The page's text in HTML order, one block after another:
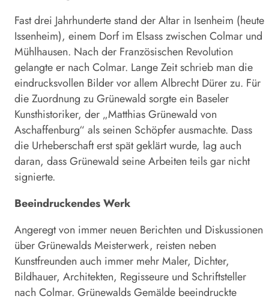
Fast drei Jahrhunderte stand der Altar in Isenheim (heute
Issenheim), einem Dorf im Elsass zwischen Colmar und
Mühlhausen. Nach der Französischen Revolution
gelangte er nach Colmar. Lange Zeit schrieb man die
eindrucksvollen Bilder vor allem Albrecht Dürer zu. Für
die Zuordnung zu Grünewald sorgte ein Baseler
Kunsthistoriker, der „Matthias Grünewald von
Aschaffenburg“ als seinen Schöpfer ausmachte. Dass
die Urheberschaft erst spät geklärt wurde, lag auch
daran, dass Grünewald seine Arbeiten teils gar nicht
signierte.
Beeindruckendes Werk
Angeregt von immer neuen Berichten und Diskussionen
über Grünewalds Meisterwerk, reisten neben
Kunstfreunden auch immer mehr Maler, Dichter,
Bildhauer, Architekten, Regisseure und Schriftsteller
nach Colmar. Grünewalds Gemälde beeindruckte